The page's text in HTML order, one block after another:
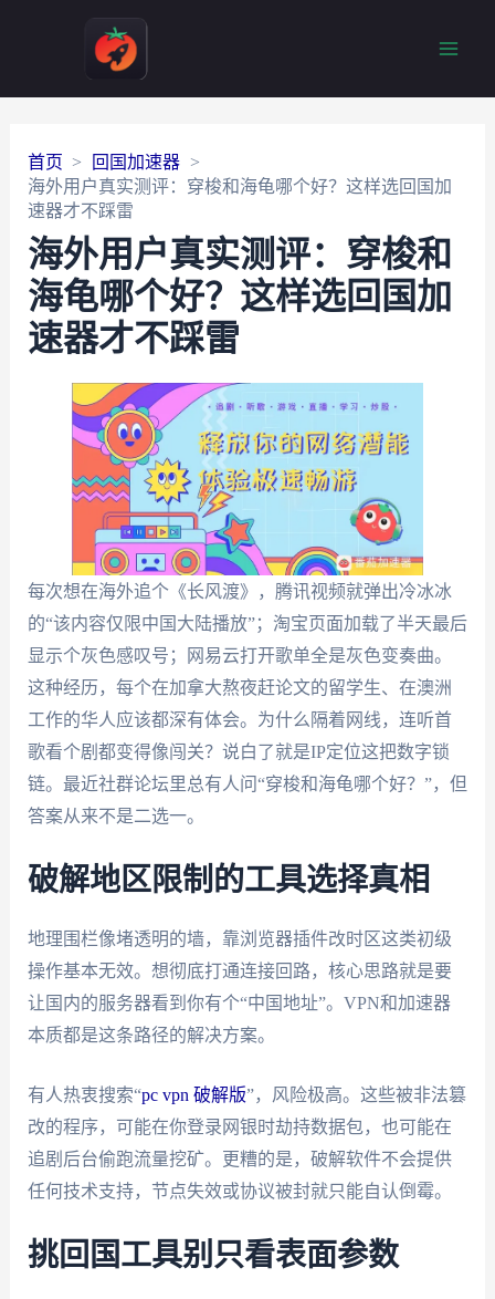
首页
回国加速器
海外用户真实测评：穿梭和海龟哪个好？这样选回国加
速器才不踩雷
海外用户真实测评：穿梭和
海龟哪个好？这样选回国加
速器才不踩雷
每次想在海外追个《长风渡》，腾讯视频就弹出冷冰冰
的“该内容仅限中国大陆播放”；淘宝页面加载了半天最后
显示个灰色感叹号；网易云打开歌单全是灰色变奏曲。
这种经历，每个在加拿大熬夜赶论文的留学生、在澳洲
工作的华人应该都深有体会。为什么隔着网线，连听首
歌看个剧都变得像闯关？说白了就是IP定位这把数字锁
链。最近社群论坛里总有人问“穿梭和海龟哪个好？”，但
答案从来不是二选一。
破解地区限制的工具选择真相
地理围栏像堵透明的墙，靠浏览器插件改时区这类初级
操作基本无效。想彻底打通连接回路，核心思路就是要
让国内的服务器看到你有个“中国地址”。VPN和加速器
本质都是这条路径的解决方案。
有人热衷搜索“pc vpn 破解版”，风险极高。这些被非法篡
改的程序，可能在你登录网银时劫持数据包，也可能在
追剧后台偷跑流量挖矿。更糟的是，破解软件不会提供
任何技术支持，节点失效或协议被封就只能自认倒霉。
挑回国工具别只看表面参数